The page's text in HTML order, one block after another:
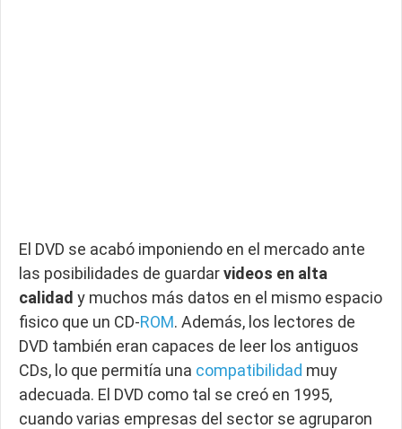
El DVD se acabó imponiendo en el mercado ante
las posibilidades de guardarvideos en alta
calidad y muchos más datos en el mismo espacio
fisico que un CD-ROM. Además, los lectores de
DVD también eran capaces de leer los antiguos
CDs, lo que permitía una compatibilidad muy
adecuada. El DVD como tal se creó en 1995,
cuando varias empresas del sector se agruparon